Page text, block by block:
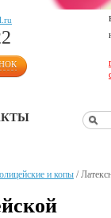
и копы /